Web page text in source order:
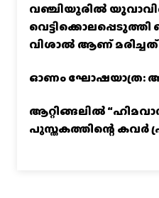
വഞ്ചിയൂരില്‍
വിശാല്‍ ആണ്
ഓണം ഘോഷയാത്ര:
ആറ്റിങ്ങലിൽ
പുസ്തകത്തിന്റെ കവർ